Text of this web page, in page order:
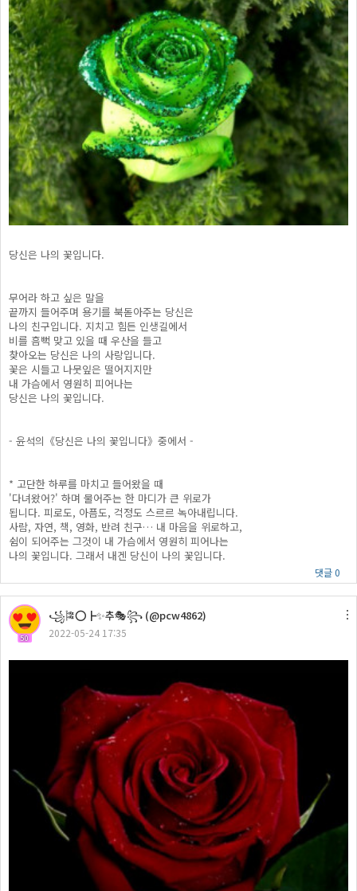
당신은 나의 꽃입니다.
무어라 하고 싶은 말을
끝까지 들어주며 용기를 북돋아주는 당신은
나의 친구입니다. 지치고 힘든 인생길에서
비를 흠뻑 맞고 있을 때 우산을 들고
찾아오는 당신은 나의 사랑입니다.
꽃은 시들고 나뭇잎은 떨어지지만
내 가슴에서 영원히 피어나는
당신은 나의 꽃입니다.
- 윤석의《당신은 나의 꽃입니다》중에서 -
* 고단한 하루를 마치고 들어왔을 때
'다녀왔어?' 하며 물어주는 한 마디가 큰 위로가
됩니다. 피로도, 아픔도, 걱정도 스르르 녹아내립니다.
사람, 자연, 책, 영화, 반려 친구… 내 마음을 위로하고,
쉼이 되어주는 그것이 내 가슴에서 영원히 피어나는
나의 꽃입니다. 그래서 내겐 당신이 나의 꽃입니다.
댓글 0
50
꧁🎏⭕┣✨추🎭꧂ (@pcw4862)
2022-05-24 17:35